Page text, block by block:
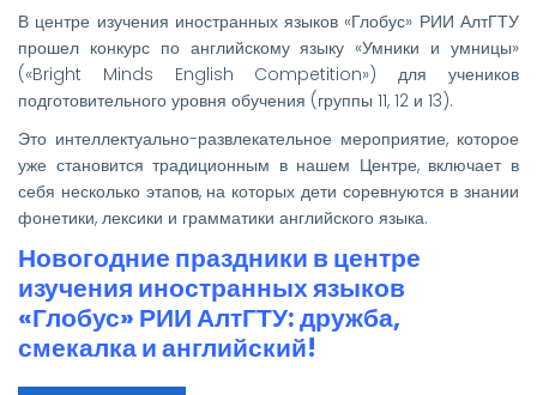
изучения
иностранных
языков
«Глобус»
РИИ
АлтГТУ
прошел
конкурс
по
английскому
языку
«Умники
и
умницы»
(«Bright
Minds
English
Competition»)
В центре изучения иностранных языков «Глобус» РИИ АлтГТУ
прошел конкурс по английскому языку «Умники и умницы»
(«Bright Minds English Competition») для учеников
подготовительного уровня обучения (группы 11, 12 и 13).
Это интеллектуально-развлекательное мероприятие, которое
уже становится традиционным в нашем Центре, включает в
себя несколько этапов, на которых дети соревнуются в знании
фонетики, лексики и грамматики английского языка.
Новогодние праздники в центре
изучения иностранных языков
«Глобус» РИИ АлтГТУ: дружба,
смекалка и английский!